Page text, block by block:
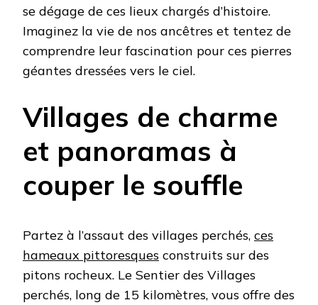
se dégage de ces lieux chargés d’histoire.
Imaginez la vie de nos ancêtres et tentez de
comprendre leur fascination pour ces pierres
géantes dressées vers le ciel.
Villages de charme
et panoramas à
couper le souffle
Partez à l’assaut des villages perchés, ces
hameaux pittoresques construits sur des
pitons rocheux. Le Sentier des Villages
perchés, long de 15 kilomètres, vous offre des